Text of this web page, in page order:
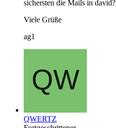
sichersten die Mails in david?
Viele Grüße
ag1
QWERTZ